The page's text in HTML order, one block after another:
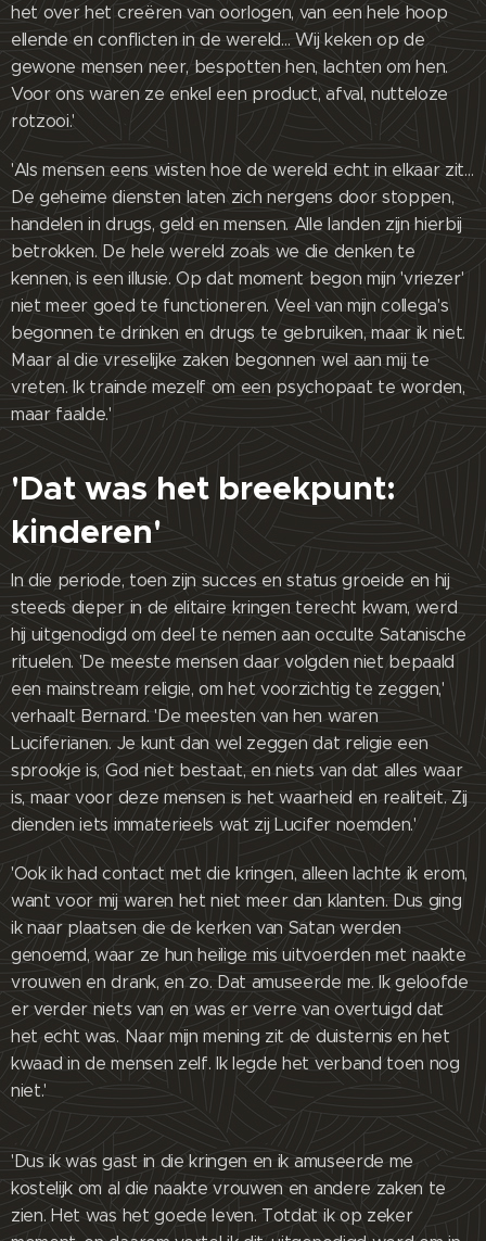
het over het creëren van oorlogen, van een hele hoop
ellende en conflicten in de wereld… Wij keken op de
gewone mensen neer, bespotten hen, lachten om hen.
Voor ons waren ze enkel een product, afval, nutteloze
rotzooi.'
'Als mensen eens wisten hoe de wereld echt in elkaar zit…
De geheime diensten laten zich nergens door stoppen,
handelen in drugs, geld en mensen. Alle landen zijn hierbij
betrokken. De hele wereld zoals we die denken te
kennen, is een illusie. Op dat moment begon mijn 'vriezer'
niet meer goed te functioneren. Veel van mijn collega's
begonnen te drinken en drugs te gebruiken, maar ik niet.
Maar al die vreselijke zaken begonnen wel aan mij te
vreten. Ik trainde mezelf om een psychopaat te worden,
maar faalde.'
'Dat was het breekpunt:
kinderen'
In die periode, toen zijn succes en status groeide en hij
steeds dieper in de elitaire kringen terecht kwam, werd
hij uitgenodigd om deel te nemen aan occulte Satanische
rituelen. 'De meeste mensen daar volgden niet bepaald
een mainstream religie, om het voorzichtig te zeggen,'
verhaalt Bernard. 'De meesten van hen waren
Luciferianen. Je kunt dan wel zeggen dat religie een
sprookje is, God niet bestaat, en niets van dat alles waar
is, maar voor deze mensen is het waarheid en realiteit. Zij
dienden iets immaterieels wat zij Lucifer noemden.'
'Ook ik had contact met die kringen, alleen lachte ik erom,
want voor mij waren het niet meer dan klanten. Dus ging
ik naar plaatsen die de kerken van Satan werden
genoemd, waar ze hun heilige mis uitvoerden met naakte
vrouwen en drank, en zo. Dat amuseerde me. Ik geloofde
er verder niets van en was er verre van overtuigd dat
het echt was. Naar mijn mening zit de duisternis en het
kwaad in de mensen zelf. Ik legde het verband toen nog
niet.'
'Dus ik was gast in die kringen en ik amuseerde me
kostelijk om al die naakte vrouwen en andere zaken te
zien. Het was het goede leven. Totdat ik op zeker